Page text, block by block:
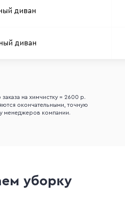
диван
диван
на химчистку = 2600 р.
окончательными, точную
менеджеров компании.
уборку